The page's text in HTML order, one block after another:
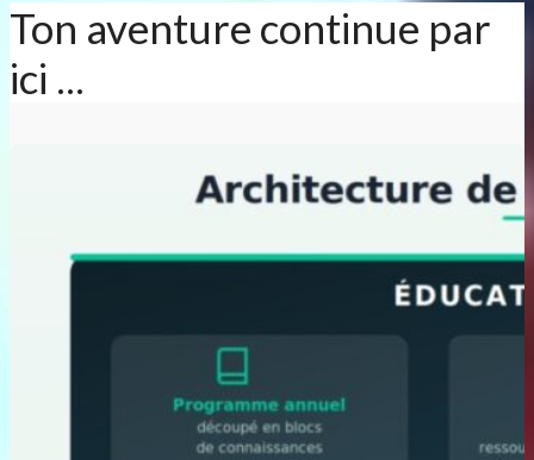
Ton aventure continue par
ici ...